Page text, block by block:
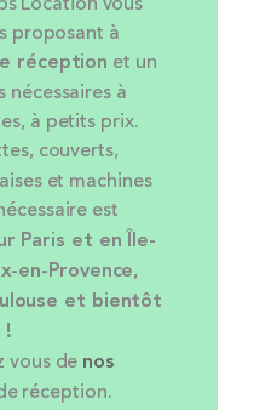
proposant à
réception et un
à
à petits prix.
couverts,
et machines
est
Paris et en Île-
en-Provence,
et bientôt
!
vous de nos
réception.